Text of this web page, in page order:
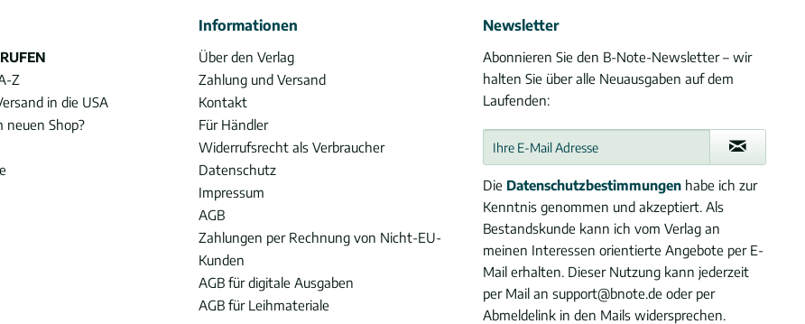
Z
in die USA
neuen Shop?
Informationen
Über den Verlag
Zahlung und Versand
Kontakt
Für Händler
Widerrufsrecht als Verbraucher
Datenschutz
Impressum
AGB
Zahlungen per Rechnung von Nicht-EU-
Kunden
AGB für digitale Ausgaben
AGB für Leihmateriale
Newsletter
Abonnieren Sie den B-Note-Newsletter – wir
halten Sie über alle Neuausgaben auf dem
Laufenden:
Die Datenschutzbestimmungen habe ich zur
Kenntnis genommen und akzeptiert. Als
Bestandskunde kann ich vom Verlag an
meinen Interessen orientierte Angebote per E-
Mail erhalten. Dieser Nutzung kann jederzeit
per Mail an support@bnote.de oder per
Abmeldelink in den Mails widersprechen.